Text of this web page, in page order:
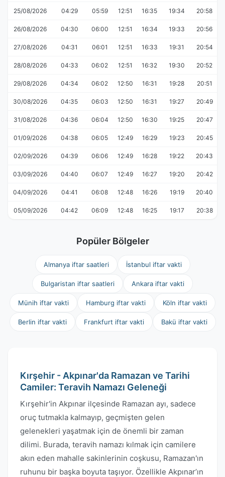
25/08/2026 04:29 05:59 12:51 16:35 19:34 20:58
26/08/2026 04:30 06:00 12:51 16:34 19:33 20:56
27/08/2026 04:31 06:01 12:51 16:33 19:31 20:54
28/08/2026 04:33 06:02 12:51 16:32 19:30 20:52
29/08/2026 04:34 06:02 12:50 16:31 19:28 20:51
30/08/2026 04:35 06:03 12:50 16:31 19:27 20:49
31/08/2026 04:36 06:04 12:50 16:30 19:25 20:47
01/09/2026 04:38 06:05 12:49 16:29 19:23 20:45
02/09/2026 04:39 06:06 12:49 16:28 19:22 20:43
03/09/2026 04:40 06:07 12:49 16:27 19:20 20:42
04/09/2026 04:41 06:08 12:48 16:26 19:19 20:40
05/09/2026 04:42 06:09 12:48 16:25 19:17 20:38
Popüler Bölgeler
Almanya iftar saatleri İstanbul iftar vakti
Bulgaristan iftar saatleri Ankara iftar vakti
Münih iftar vakti Hamburg iftar vakti Köln iftar vakti
Berlin iftar vakti Frankfurt iftar vakti Bakü iftar vakti
Kırşehir - Akpınar'da Ramazan ve Tarihi
Camiler: Teravih Namazı Geleneği
Kırşehir'in Akpınar ilçesinde Ramazan ayı, sadece
oruç tutmakla kalmayıp, geçmişten gelen
gelenekleri yaşatmak için de önemli bir zaman
dilimi. Burada, teravih namazı kılmak için camilere
akın eden mahalle sakinlerinin coşkusu, Ramazan'ın
ruhunu bir başka boyuta taşıyor. Özellikle Akpınar’ın